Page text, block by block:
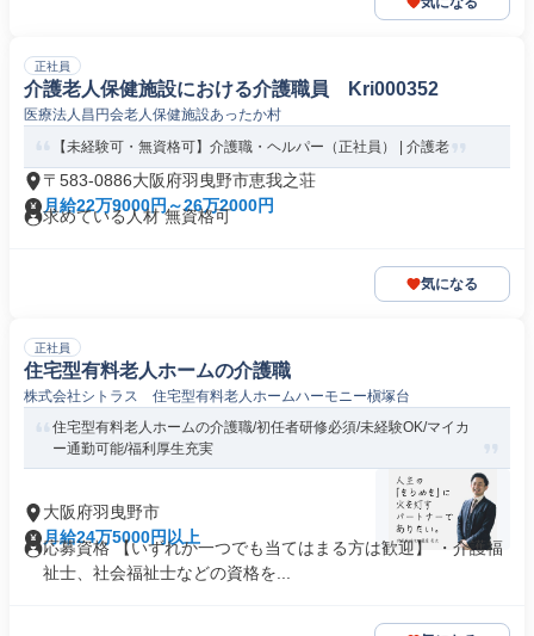
正社員
介護老人保健施設における介護職員 Kri000352
医療法人昌円会老人保健施設あったか村
【未経験可・無資格可】介護職・ヘルパー（正社員） | 介護老
〒583-0886大阪府羽曳野市恵我之荘
月給22万9000円～26万2000円
求めている人材 無資格可
気になる
正社員
住宅型有料老人ホームの介護職
株式会社シトラス 住宅型有料老人ホームハーモニー槇塚台
住宅型有料老人ホームの介護職/初任者研修必須/未経験OK/マイカ
ー通勤可能/福利厚生充実
大阪府羽曳野市
月給24万5000円以上
応募資格 【いずれか一つでも当てはまる方は歓迎】 ・介護福
祉士、社会福祉士などの資格を...